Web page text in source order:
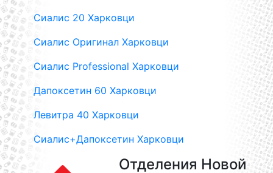
Сиалис 20 Харковци
Сиалис Оригинал Харковци
Сиалис Professional Харковци
Дапоксетин 60 Харковци
Левитра 40 Харковци
Сиалис+Дапоксетин Харковци
Отделения Новой